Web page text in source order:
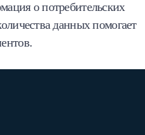
о потребительских
данных помогает